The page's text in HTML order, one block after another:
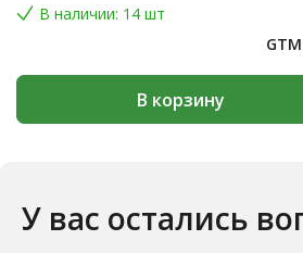
В наличии: 14 шт
В корзину
У вас остались